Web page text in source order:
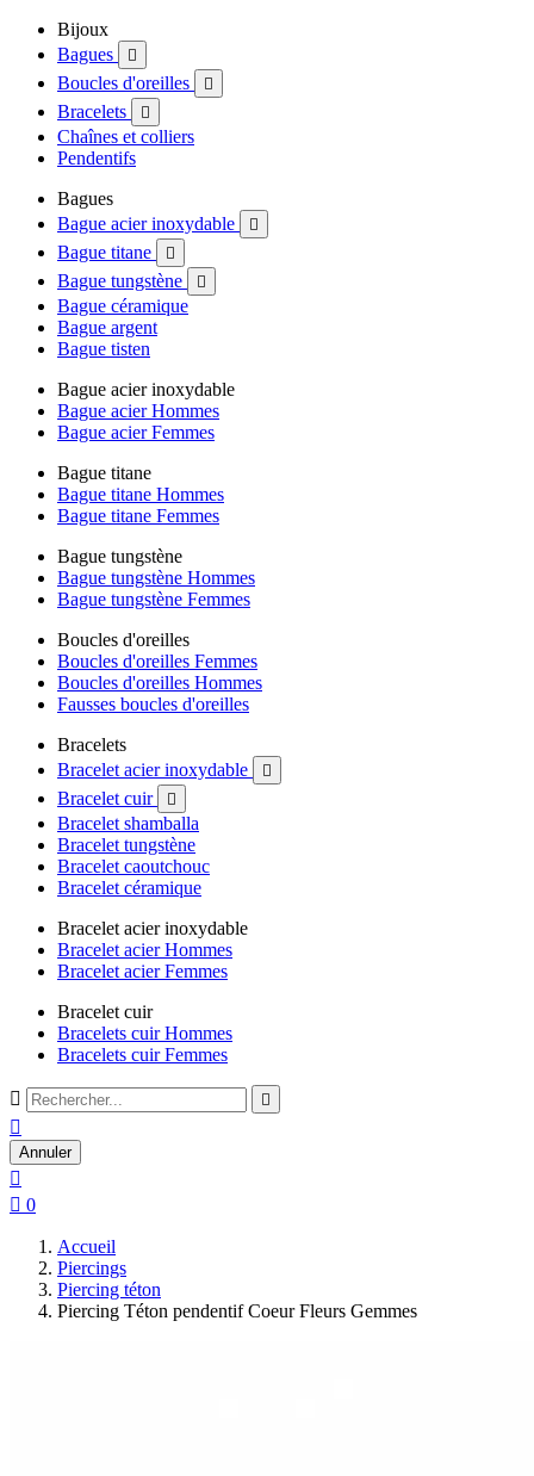
Bijoux
Bagues

Boucles d'oreilles 
Bracelets 
Chaînes et colliers
Pendentifs
Bagues
Bague acier inoxydable

Bague titane 
Bague tungstène 
Bague céramique
Bague argent
Bague tisten
Bague acier inoxydable
Bague acier Hommes
Bague acier Femmes
Bague titane
Bague titane Hommes
Bague titane Femmes
Bague tungstène
Bague tungstène Hommes
Bague tungstène Femmes
Boucles d'oreilles
Boucles d'oreilles Femmes
Boucles d'oreilles Hommes
Fausses boucles d'oreilles
Bracelets
Bracelet acier inoxydable

Bracelet cuir 
Bracelet shamballa
Bracelet tungstène
Bracelet caoutchouc
Bracelet céramique
Bracelet acier inoxydable
Bracelet acier Hommes
Bracelet acier Femmes
Bracelet cuir
Bracelets cuir Hommes
Bracelets cuir Femmes
 

Annuler

 0
Accueil
Piercings
Piercing téton
Piercing Téton pendentif Coeur Fleurs Gemmes